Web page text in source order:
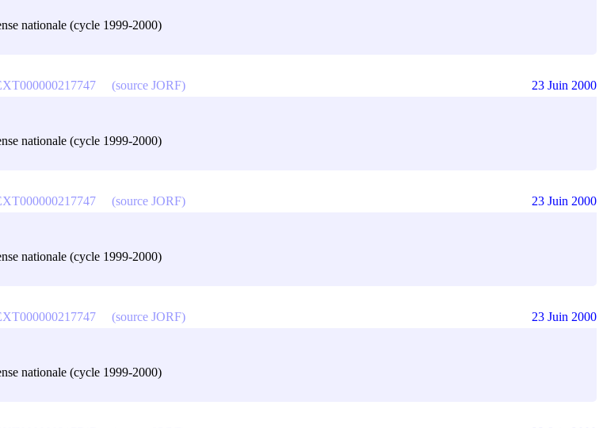
nationale (cycle 1999-2000)
nationale (cycle 1999-2000)
(source JORF) 23 Juin 2000
nationale (cycle 1999-2000)
(source JORF) 23 Juin 2000
nationale (cycle 1999-2000)
(source JORF) 23 Juin 2000